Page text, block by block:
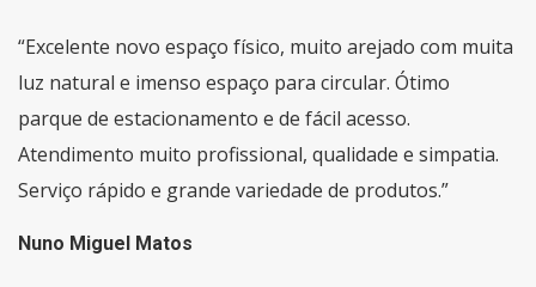
“Excelente novo espaço físico, muito arejado com muita
luz natural e imenso espaço para circular. Ótimo
parque de estacionamento e de fácil acesso.
Atendimento muito profissional, qualidade e simpatia.
Serviço rápido e grande variedade de produtos.”
Nuno Miguel Matos